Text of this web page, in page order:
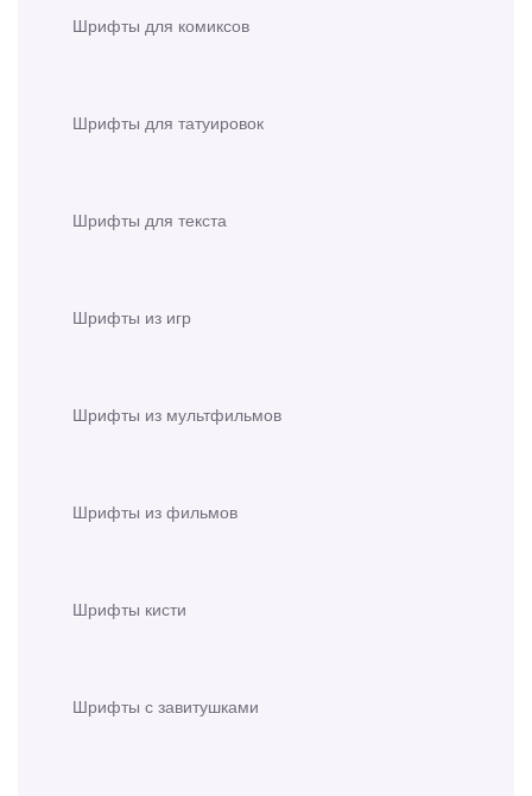
Шрифты для комиксов
Шрифты для татуировок
Шрифты для текста
Шрифты из игр
Шрифты из мультфильмов
Шрифты из фильмов
Шрифты кисти
Шрифты с завитушками